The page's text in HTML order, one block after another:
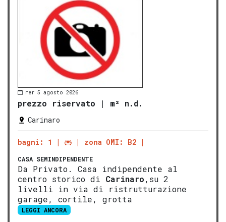
mer 5 agosto 2026
prezzo riservato | m² n.d.
Carinaro
bagni: 1 zona OMI: B2
CASA SEMINDIPENDENTE
Da Privato. Casa indipendente al
centro storico di Carinaro,su 2
livelli in via di ristrutturazione
garage, cortile, grotta
LEGGI ANCORA